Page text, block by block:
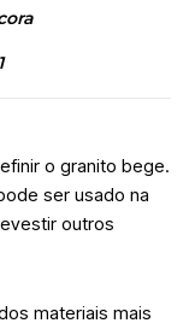
o granito bege.
ser usado na
outros
materiais mais